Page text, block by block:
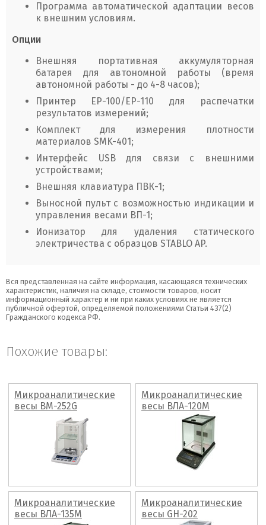
Программа автоматической адаптации весов
к внешним условиям.
Опции
Внешняя портативная аккумуляторная
батарея для автономной работы (время
автономной работы - до 4-8 часов);
Принтер ЕР-100/ЕР-110 для распечатки
результатов измерений;
Комплект для измерения плотности
материалов SMK-401;
Интерфейс USB для связи с внешними
устройствами;
Внешняя клавиатура ПВК-1;
Выносной пульт с возможностью индикации и
управления весами ВП-1;
Ионизатор для удаления статического
электричества с образцов STABLO AP.
Вся представленная на сайте информация, касающаяся технических
характеристик, наличия на складе, стоимости товаров, носит
информационный характер и ни при каких условиях не является
публичной офертой, определяемой положениями Статьи 437(2)
Гражданского кодекса РФ.
Похожие товары:
Микроаналитические
весы BM-252G
Микроаналитические
весы ВЛА-120М
Микроаналитические
весы ВЛА-135М
Микроаналитические
весы GH-202